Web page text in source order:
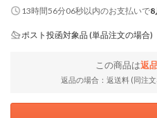
13時間56分05秒以内のお支払いで8
ポスト投函対象品 (単品注文の場合)
この商品は返
返品の場合：返送料 (同注